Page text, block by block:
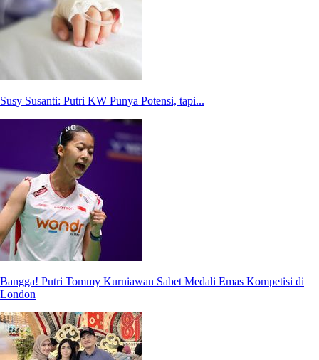
Susy Susanti: Putri KW Punya Potensi, tapi...
Bangga! Putri Tommy Kurniawan Sabet Medali Emas Kompetisi di
London